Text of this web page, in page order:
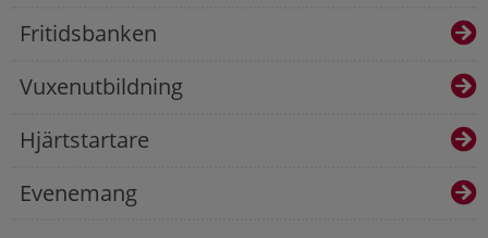
Fritidsbanken
Vuxenutbildning
Hjärtstartare
Evenemang